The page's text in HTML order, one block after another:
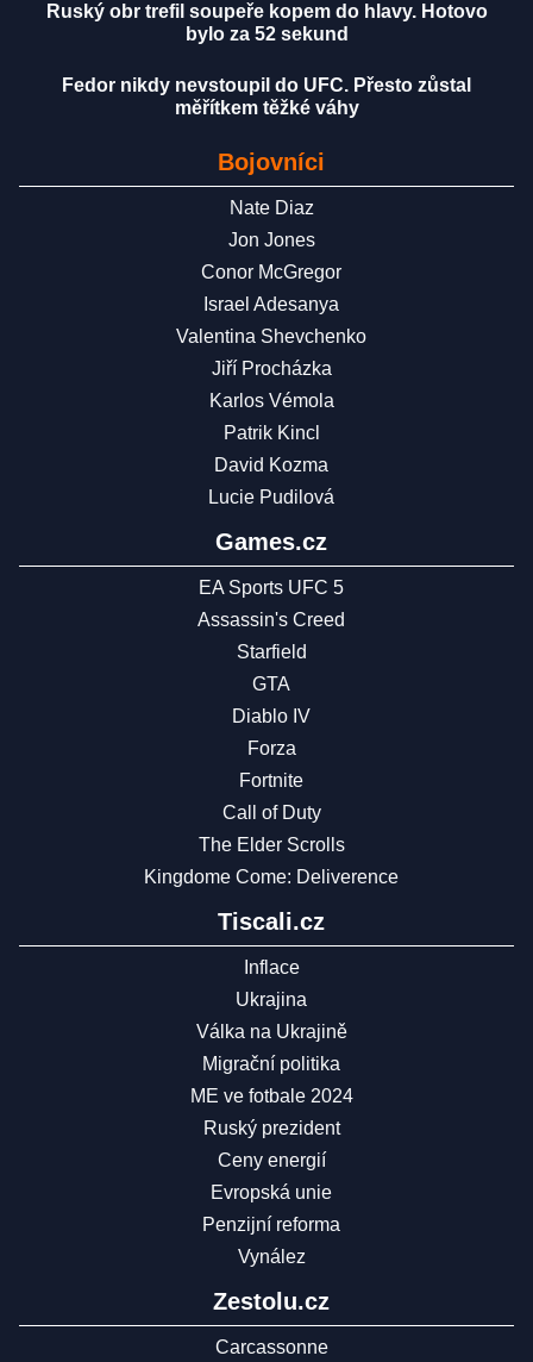
Ruský obr trefil soupeře kopem do hlavy. Hotovo
bylo za 52 sekund
Fedor nikdy nevstoupil do UFC. Přesto zůstal
měřítkem těžké váhy
Bojovníci
Nate Diaz
Jon Jones
Conor McGregor
Israel Adesanya
Valentina Shevchenko
Jiří Procházka
Karlos Vémola
Patrik Kincl
David Kozma
Lucie Pudilová
Games.cz
EA Sports UFC 5
Assassin's Creed
Starfield
GTA
Diablo IV
Forza
Fortnite
Call of Duty
The Elder Scrolls
Kingdome Come: Deliverence
Tiscali.cz
Inflace
Ukrajina
Válka na Ukrajině
Migrační politika
ME ve fotbale 2024
Ruský prezident
Ceny energií
Evropská unie
Penzijní reforma
Vynález
Zestolu.cz
Carcassonne